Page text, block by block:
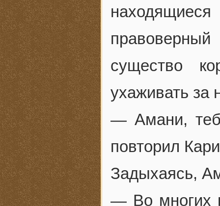
существо
ухаживать за
— Амани,
повторил
Задыхаясь,
— Во многих